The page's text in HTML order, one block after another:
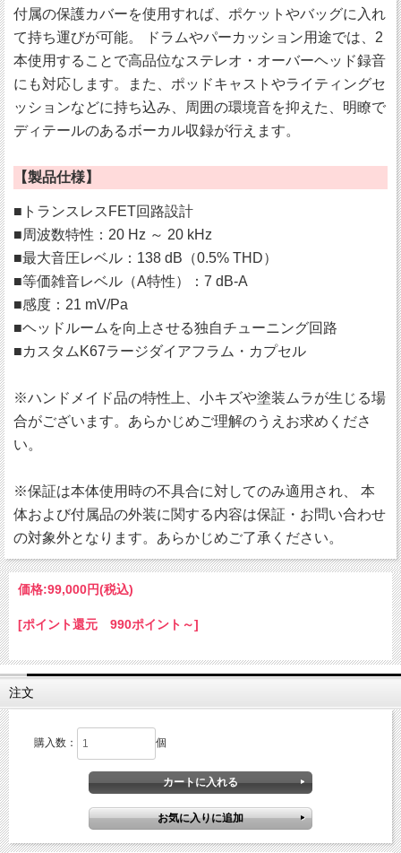
付属の保護カバーを使用すれば、ポケットやバッグに入れ
て持ち運びが可能。 ドラムやパーカッション用途では、2
本使用することで高品位なステレオ・オーバーヘッド録音
にも対応します。また、ポッドキャストやライティングセ
ッションなどに持ち込み、周囲の環境音を抑えた、明瞭で
ディテールのあるボーカル収録が行えます。
【製品仕様】
■トランスレスFET回路設計
■周波数特性：20 Hz ～ 20 kHz
■最大音圧レベル：138 dB（0.5% THD）
■等価雑音レベル（A特性）：7 dB-A
■感度：21 mV/Pa
■ヘッドルームを向上させる独自チューニング回路
■カスタムK67ラージダイアフラム・カプセル
※ハンドメイド品の特性上、小キズや塗装ムラが生じる場
合がございます。あらかじめご理解のうえお求めくださ
い。
※保証は本体使用時の不具合に対してのみ適用され、 本
体および付属品の外装に関する内容は保証・お問い合わせ
の対象外となります。あらかじめご了承ください。
価格:99,000円(税込)
[ポイント還元 990ポイント～]
注文
購入数： 個